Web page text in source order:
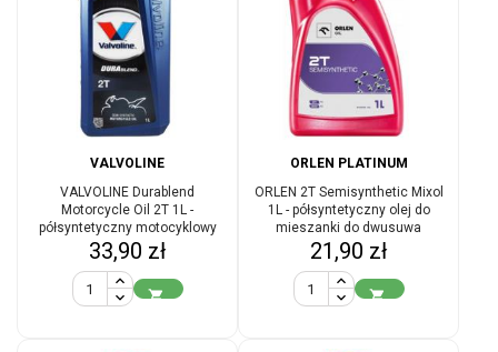
VALVOLINE
VALVOLINE Durablend
Motorcycle Oil 2T 1L -
półsyntetyczny motocyklowy
olej do mieszanki do dwusuwa
Cena
33,90 zł

ORLEN PLATINUM
ORLEN 2T Semisynthetic Mixol
1L - półsyntetyczny olej do
mieszanki do dwusuwa
Cena
21,90 zł
